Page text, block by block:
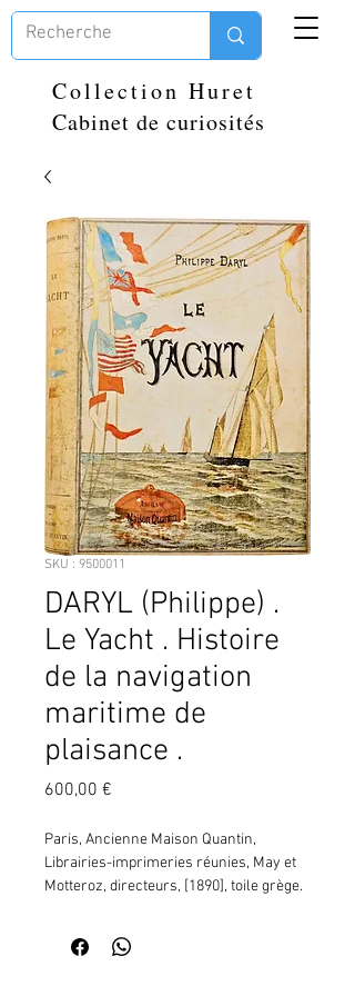
Collection Huret
Cabinet de curiosités
SKU : 9500011
DARYL (Philippe) .
Le Yacht . Histoire
de la navigation
maritime de
plaisance .
600,00 €
Paris, Ancienne Maison Quantin,
Librairies-imprimeries réunies, May et
Motteroz, directeurs, [1890], toile grège.
une régate (yacht, suivi de trois autres
navires, au premier plan une bouée